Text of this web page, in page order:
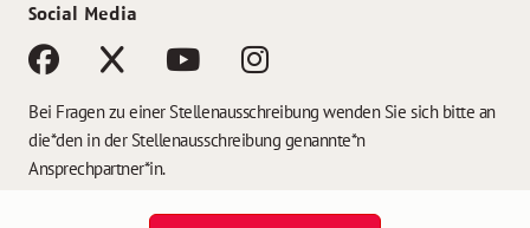
Social Media
Bei Fragen zu einer Stellenausschreibung wenden Sie sich bitte an
die*den in der Stellenausschreibung genannte*n
Ansprechpartner*in.